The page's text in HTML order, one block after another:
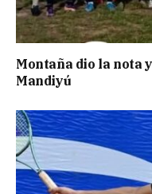
Montaña dio la nota
Mandiyú